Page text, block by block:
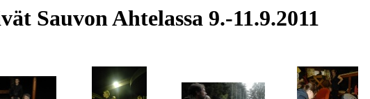
Sauvon Ahtelassa 9.-11.9.2011